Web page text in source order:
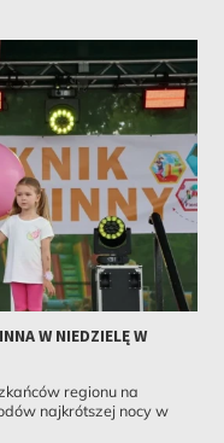
W NIEDZIELĘ W
regionu na
najkrótszej nocy w